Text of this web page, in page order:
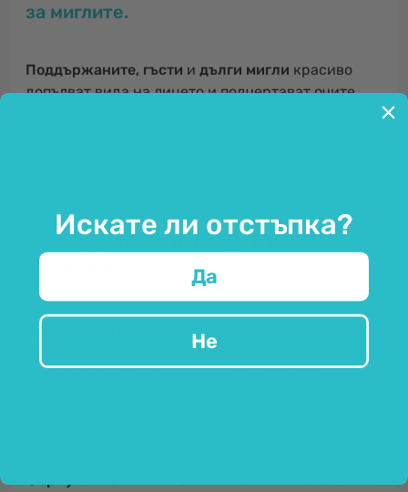
за миглите.
Поддържаните, гъсти и дълги мигли красиво
допълват вида на лицето и подчертават очите.
Лека формула с пептиди и растителни
екстракти.
Серумът за грижа за миглите
подхранващи съставки помага да се създаде
усещане за мекота и осигурява спретнат и
Искате ли отстъпка?
Да
Не